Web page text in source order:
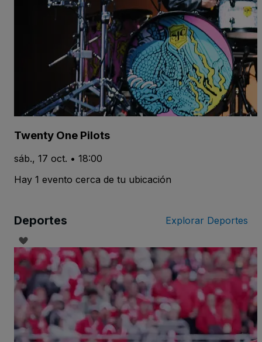
Twenty One Pilots
sáb., 17 oct. • 18:00
Hay 1 evento cerca de tu ubicación
Deportes Explorar Deportes